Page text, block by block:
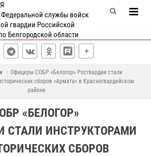
службы войск
гвардии Российской
Белгородской области
Офицеры СОБР «Белогор» Росгвардии стали
сборов «Армата» в Красногвардейском
районе
«БЕЛОГОР»
СТАЛИ ИНСТРУКТОРАМИ
СБОРОВ